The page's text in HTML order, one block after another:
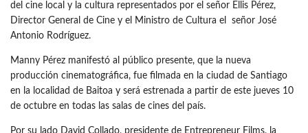
del cine local y la cultura representados por el señor Ellis Pérez,
Director General de Cine y el Ministro de Cultura el señor José
Antonio Rodríguez.
Manny Pérez manifestó al público presente, que la nueva
producción cinematográfica, fue filmada en la ciudad de Santiago
en la localidad de Baitoa y será estrenada a partir de este jueves 10
de octubre en todas las salas de cines del país.